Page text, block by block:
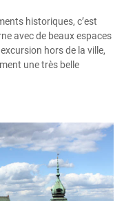
historiques, c’est
avec de beaux espaces
hors de la ville,
une très belle